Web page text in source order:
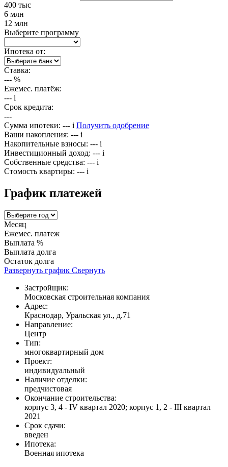
400 тыс
6 млн
12 млн
Выберите программу
Ипотека от:
Ставка:
--- %
Ежемес. платёж:
--- i
Срок кредита:
---
Сумма ипотеки: --- i Получить одобрение
Ваши накопления: --- i
Накопительные взносы: --- i
Инвестиционный доход: --- i
Собственные средства: --- i
Стомость квартиры: --- i
График платежей
Месяц
Ежемес. платеж
Выплата %
Выплата долга
Остаток долга
Развернуть график Свернуть
Застройщик:
Московская строительная компания
Адрес:
Краснодар, Уральская ул., д.71
Направление:
Центр
Тип:
многоквартирный дом
Проект:
индивидуальный
Наличие отделки:
предчистовая
Окончание строительства:
корпус 3, 4 - IV квартал 2020; корпус 1, 2 - III квартал
2021
Срок сдачи:
введен
Ипотека:
Военная ипотека